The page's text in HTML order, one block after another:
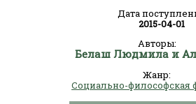
Дата
2015-04-01
Авторы:
Белаш Людмила и
Жанр:
Социально-философская